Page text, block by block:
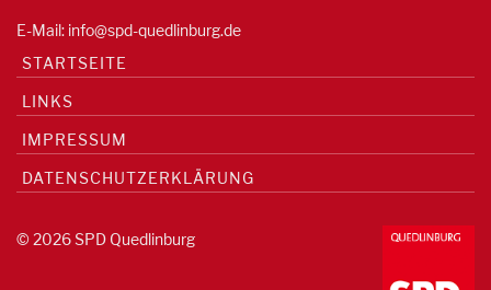
E-Mail: info@spd-quedlinburg.de
STARTSEITE
LINKS
IMPRESSUM
DATENSCHUTZERKLÄRUNG
© 2026 SPD Quedlinburg